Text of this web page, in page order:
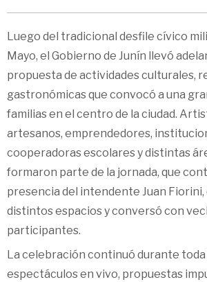
Luego del tradicional desfile cívico
Mayo, el Gobierno de Junín llevó
propuesta de actividades culturales,
gastronómicas que convocó a una
familias en el centro de la ciudad.
artesanos, emprendedores,
cooperadoras escolares y distintas
formaron parte de la jornada, que
presencia del intendente Juan
distintos espacios y conversó con
participantes.
La celebración continuó durante
espectáculos en vivo, propuestas